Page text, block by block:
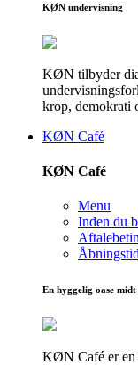
KØN undervisning
KØN tilbyder
krop, demokrati
KØN Café
KØN Café
Menu
Inden du
En hyggelig oase
KØN Café er en